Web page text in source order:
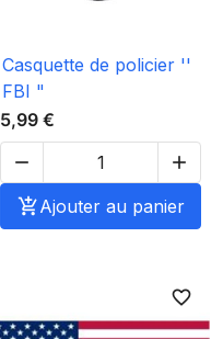
Casquette de policier ''
FBI "
5,99 €


Ajouter au panier
favorite_border